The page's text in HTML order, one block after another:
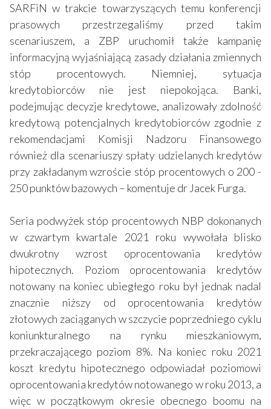
SARFiN w trakcie towarzyszących temu konferencji
prasowych przestrzegaliśmy przed takim
scenariuszem, a ZBP uruchomił także kampanię
informacyjną wyjaśniającą zasady działania zmiennych
stóp procentowych. Niemniej, sytuacja
kredytobiorców nie jest niepokojąca. Banki,
podejmując decyzje kredytowe, analizowały zdolność
kredytową potencjalnych kredytobiorców zgodnie z
rekomendacjami Komisji Nadzoru Finansowego
również dla scenariuszy spłaty udzielanych kredytów
przy zakładanym wzroście stóp procentowych o 200 -
250 punktów bazowych – komentuje dr Jacek Furga.
Seria podwyżek stóp procentowych NBP dokonanych
w czwartym kwartale 2021 roku wywołała blisko
dwukrotny wzrost oprocentowania kredytów
hipotecznych. Poziom oprocentowania kredytów
notowany na koniec ubiegłego roku był jednak nadal
znacznie niższy od oprocentowania kredytów
złotowych zaciąganych w szczycie poprzedniego cyklu
koniunkturalnego na rynku mieszkaniowym,
przekraczającego poziom 8%. Na koniec roku 2021
koszt kredytu hipotecznego odpowiadał poziomowi
oprocentowania kredytów notowanego w roku 2013, a
więc w początkowym okresie obecnego boomu na